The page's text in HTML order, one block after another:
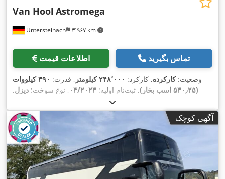
Untersteinach ۳٬۹۶۷ km
Van Hool Astromega
اطلاعات قیمت تماس بگیرید
وضعیت:کارکرده, کارکرد: ۲۴۸٬۰۰۰ کیلومتر , قدرت:
۳۹۰ کیلووات
(۵۳۰٫۲۵ اسب بخار)
, ثبت‌نام اولیه: ۰۴/۲۰۲۳ , نوع سوخت: دیزل,
, نوع چرخ‌دنده:خودکار
خاکستری, ترمزها:رتاردر, سال ساخت:۲۰۲۳, تجهیزات:اتصال
یدک‌کش, اِی‌بی‌اِس‎, برنامه پایداری الکترونیکی (ESP), تهویه مطبوع,
فرمان هیدرولیک, قفل مرکزی, چراغ مه شکن, کروز کنترل, کنترل
کشش,
آگهی کوچک